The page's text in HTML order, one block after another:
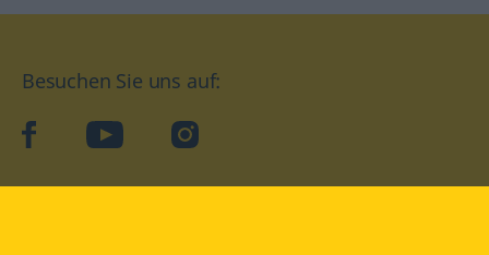
Besuchen Sie uns auf:
facebookYouTube Instagram